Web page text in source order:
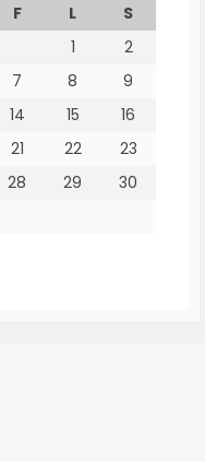
F L
S
1
2
7 8
9
14 15
16
21 22
23
28 29
30